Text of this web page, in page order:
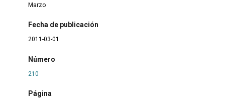
Marzo
Fecha de publicación
2011-03-01
Número
210
Página